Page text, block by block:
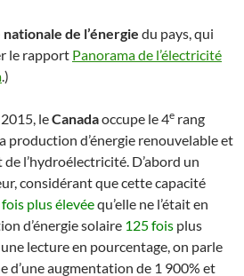
de l’énergie du pays, qui
le rapport Panorama de l’électricité
.)
leCanadaoccupe le 4e rang
production d’énergie renouvelable et
l’hydroélectricité. D’abord un
considérant que cette capacité
plus élevéequ’elle ne l’était en
d’énergie solaire 125 fois plus
lecture en pourcentage, on parle
d’une augmentation de 1 900% et